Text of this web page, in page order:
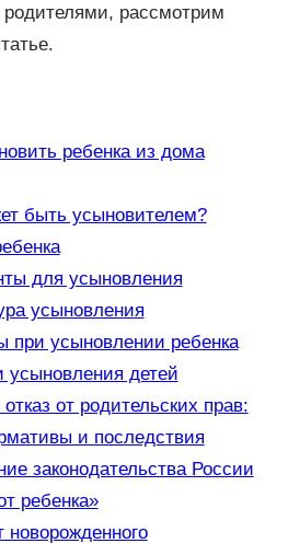
рассмотрим
ребенка из дома
быть усыновителем?
для усыновления
усыновления
усыновлении ребенка
детей
от родительских прав:
и последствия
законодательства России
ребенка»
новорожденного